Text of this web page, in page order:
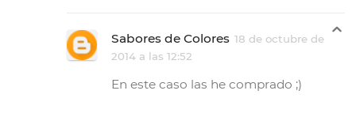
Sabores de Colores 18 de octubre de
2014 a las 12:52
En este caso las he comprado ;)